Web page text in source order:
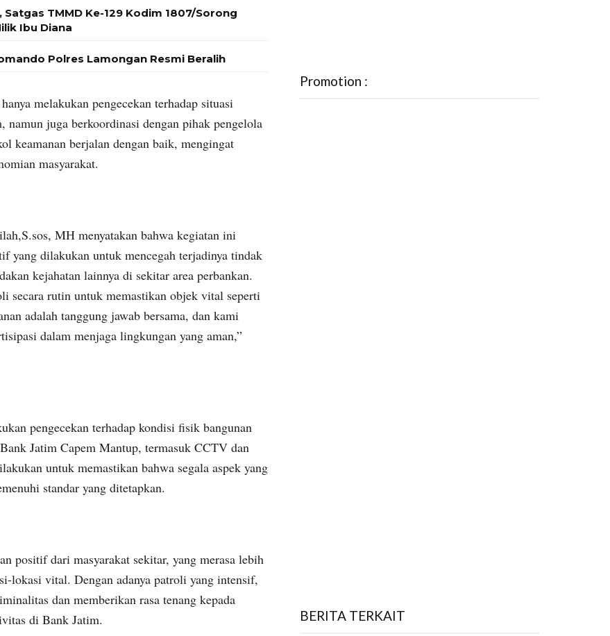
TMMD Ke-129 Kodim 1807/Sorong
Ibu Diana
Polres Lamongan Resmi Beralih
melakukan pengecekan terhadap situasi
juga berkoordinasi dengan pihak pengelola
keamanan berjalan dengan baik, mengingat
masyarakat.
MH menyatakan bahwa kegiatan ini
yang dilakukan untuk mencegah terjadinya tindak
kejahatan lainnya di sekitar area perbankan.
secara rutin untuk memastikan objek vital seperti
adalah tanggung jawab bersama, dan kami
dalam menjaga lingkungan yang aman,”
pengecekan terhadap kondisi fisik bangunan
Jatim Capem Mantup, termasuk CCTV dan
untuk memastikan bahwa segala aspek yang
standar yang ditetapkan.
positif dari masyarakat sekitar, yang merasa lebih
lokasi vital. Dengan adanya patroli yang intensif,
dan memberikan rasa tenang kepada
di Bank Jatim.
Promotion :
BERITA TERKAIT